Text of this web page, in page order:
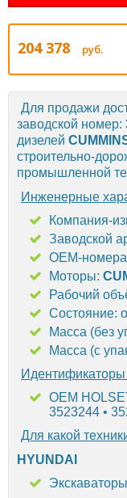
204 378 руб.
Для продажи
заводской номер:
дизелей
строительно-
промышленной
Инженерные
Компания-
Заводской
OEM-
Моторы:
Рабочий
Состояние:
Масса (без
Масса (с
Идентификаторы
OEM
3523244 •
Для какой
HYUNDAI